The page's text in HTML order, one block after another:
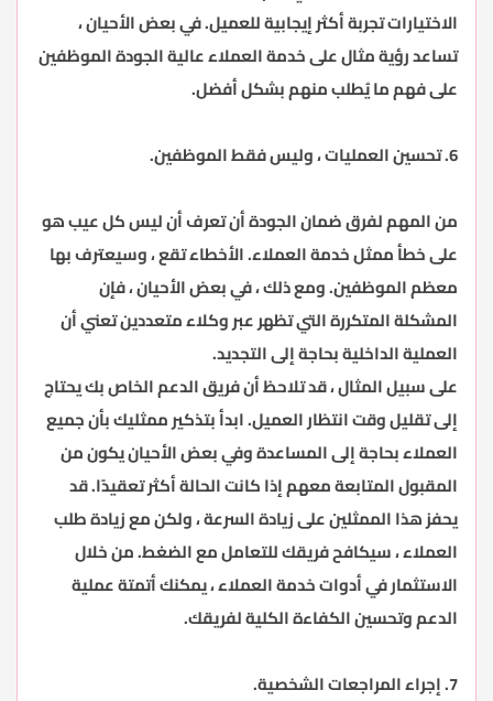
الاختيارات تجربة أكثر إيجابية للعميل. في بعض الأحيان ،
تساعد رؤية مثال على خدمة العملاء عالية الجودة الموظفين
على فهم ما يُطلب منهم بشكل أفضل.
6. تحسين العمليات ، وليس فقط الموظفين.
من المهم لفرق ضمان الجودة أن تعرف أن ليس كل عيب هو
على خطأ ممثل خدمة العملاء. الأخطاء تقع ، وسيعترف بها
معظم الموظفين. ومع ذلك ، في بعض الأحيان ، فإن
المشكلة المتكررة التي تظهر عبر وكلاء متعددين تعني أن
العملية الداخلية بحاجة إلى التجديد.
على سبيل المثال ، قد تلاحظ أن فريق الدعم الخاص بك يحتاج
إلى تقليل وقت انتظار العميل. ابدأ بتذكير ممثليك بأن جميع
العملاء بحاجة إلى المساعدة وفي بعض الأحيان يكون من
المقبول المتابعة معهم إذا كانت الحالة أكثر تعقيدًا. قد
يحفز هذا الممثلين على زيادة السرعة ، ولكن مع زيادة طلب
العملاء ، سيكافح فريقك للتعامل مع الضغط. من خلال
الاستثمار في أدوات خدمة العملاء ، يمكنك أتمتة عملية
الدعم وتحسين الكفاءة الكلية لفريقك.
7. إجراء المراجعات الشخصية.